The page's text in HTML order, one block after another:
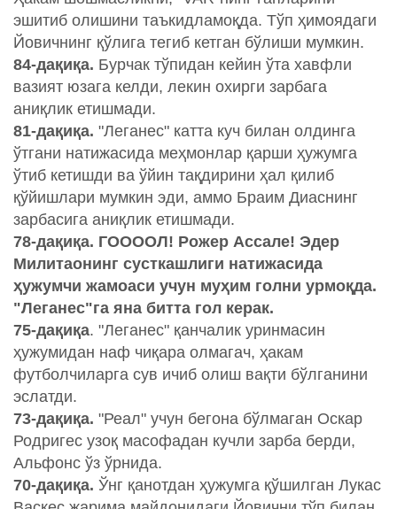
эшитиб олишини таъкидламоқда. Тўп ҳимоядаги
Йовичнинг қўлига тегиб кетган бўлиши мумкин.
84-дақиқа. Бурчак тўпидан кейин ўта хавфли
вазият юзага келди, лекин охирги зарбага
аниқлик етишмади.
81-дақиқа. "Леганес" катта куч билан олдинга
ўтгани натижасида меҳмонлар қарши ҳужумга
ўтиб кетишди ва ўйин тақдирини ҳал қилиб
қўйишлари мумкин эди, аммо Браим Диаснинг
зарбасига аниқлик етишмади.
78-дақиқа. ГООООЛ! Рожер Ассале! Эдер
Милитаонинг сусткашлиги натижасида
ҳужумчи жамоаси учун муҳим голни урмоқда.
"Леганес"га яна битта гол керак.
75-дақиқа. "Леганес" қанчалик уринмасин
ҳужумидан наф чиқара олмагач, ҳакам
футболчиларга сув ичиб олиш вақти бўлганини
эслатди.
73-дақиқа. "Реал" учун бегона бўлмаган Оскар
Родригес узоқ масофадан кучли зарба берди,
Альфонс ўз ўрнида.
70-дақиқа. Ўнг қанотдан ҳужумга қўшилган Лукас